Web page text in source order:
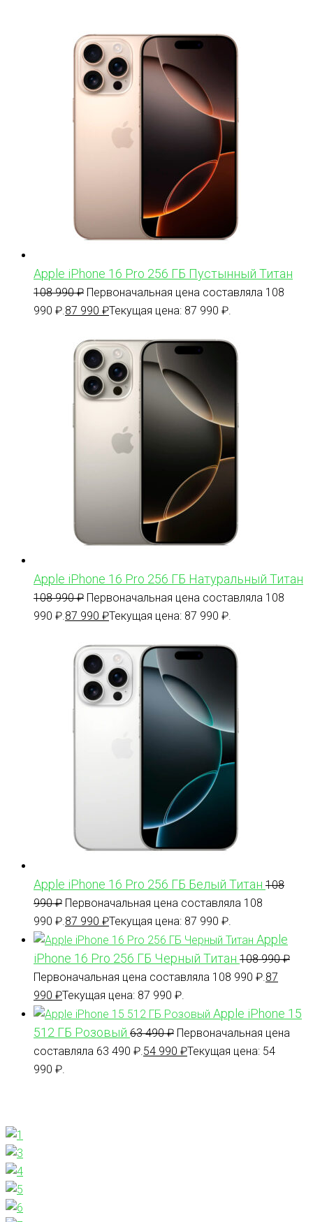
Apple iPhone 16 Pro 256 ГБ Пустынный Титан
108 990₽ Первоначальная цена составляла 108
990 ₽. 87 990 ₽Текущая цена: 87 990 ₽.
Apple iPhone 16 Pro 256 ГБ Натуральный Титан
108 990₽ Первоначальная цена составляла 108
990 ₽. 87 990 ₽Текущая цена: 87 990 ₽.
Apple iPhone 16 Pro 256 ГБ Белый Титан 108
990₽ Первоначальная цена составляла 108
990 ₽. 87 990 ₽Текущая цена: 87 990 ₽.
Apple
iPhone 16 Pro 256 ГБ Черный Титан 108 990₽
Первоначальная цена составляла 108 990 ₽. 87
990 ₽Текущая цена: 87 990 ₽.
Apple iPhone 15
512 ГБ Розовый 63 490₽ Первоначальная цена
составляла 63 490 ₽. 54 990 ₽Текущая цена: 54
990 ₽.